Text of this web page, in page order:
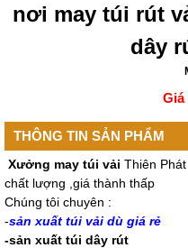
nơi may túi rút
dây
Giá
THÔNG TIN SẢN PHẨM
Xưởng may túi vải Thiên Phát
chất lượng ,giá thành thấp
Chúng tôi chuyên :
-sản xuất túi vải dù giá rẻ
-sản xuất túi dây rút